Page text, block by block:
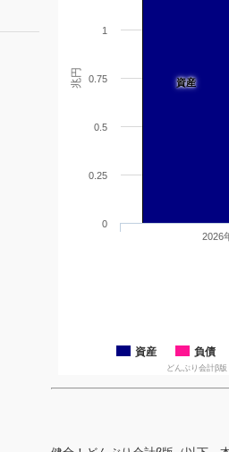
兆円 資産
資産 負債
2026
0
0.25
0.5
0.75
1
どんぶり会計β